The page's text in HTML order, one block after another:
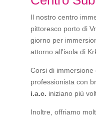
Il nostro centro
pittoresco porto di
giorno per
attorno all'isola di
Corsi di immersione
professionista con
i.a.c. iniziano più
Inoltre, offriamo